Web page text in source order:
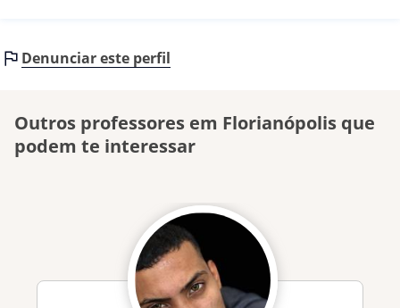
Denunciar este perfil
Outros professores em Florianópolis que
podem te interessar